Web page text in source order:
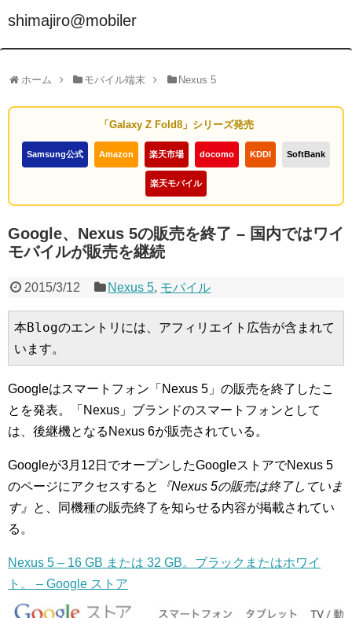
shimajiro@mobiler
ホーム モバイル端末 Nexus 5
「Galaxy Z Fold8」シリーズ発売
Samsung公式 Amazon 楽天市場 docomo KDDI SoftBank
楽天モバイル
Google、Nexus 5の販売を終了 – 国内ではワイ
モバイルが販売を継続
2015/3/12 Nexus 5, モバイル
本Blogのエントリには、アフィリエイト広告が含まれて
います。
Googleはスマートフォン「Nexus 5」の販売を終了したこ
とを発表。「Nexus」ブランドのスマートフォンとして
は、後継機となるNexus 6が販売されている。
Googleが3月12日でオープンしたGoogleストアでNexus 5
のページにアクセスすると
『Nexus 5の販売は終了していま
す』 と、同機種の販売終了を知らせる内容が掲載されてい
る。
Nexus 5 – 16 GB または 32 GB。ブラックまたはホワイ
ト。 – Google ストア